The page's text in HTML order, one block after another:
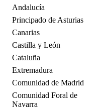
Andalucía
Principado de Asturias
Canarias
Castilla y León
Cataluña
Extremadura
Comunidad de Madrid
Comunidad Foral de
Navarra